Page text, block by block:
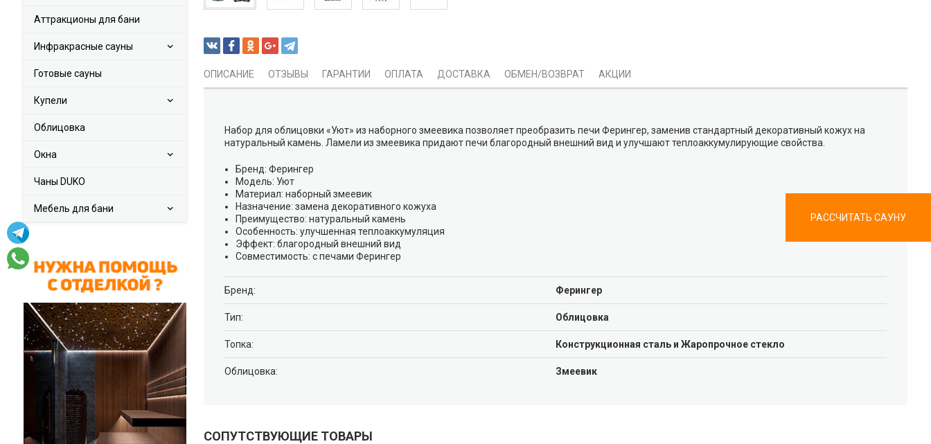
РАССЧИТАТЬ САУНУ
Аттракционы для бани
Инфракрасные сауны
Готовые сауны
Купели
Облицовка
Окна
Чаны DUKO
Мебель для бани
ОПИСАНИЕ ОТЗЫВЫ ГАРАНТИИ ОПЛАТА ДОСТАВКА ОБМЕН/ВОЗВРАТ АКЦИИ
Набор для облицовки «Уют» из наборного змеевика позволяет преобразить печи Ферингер, заменив стандартный декоративный кожух на
натуральный камень. Ламели из змеевика придают печи благородный внешний вид и улучшают теплоаккумулирующие свойства.
Бренд: Ферингер
Модель: Уют
Материал: наборный змеевик
Назначение: замена декоративного кожуха
Преимущество: натуральный камень
Особенность: улучшенная теплоаккумуляция
Эффект: благородный внешний вид
Совместимость: с печами Ферингер
Брeнд: Ферингер
Тип: Облицовка
Топка: Конструкционная сталь и Жаропрочное стекло
Облицовка: Змеевик
СОПУТСТВУЮЩИЕ ТОВАРЫ